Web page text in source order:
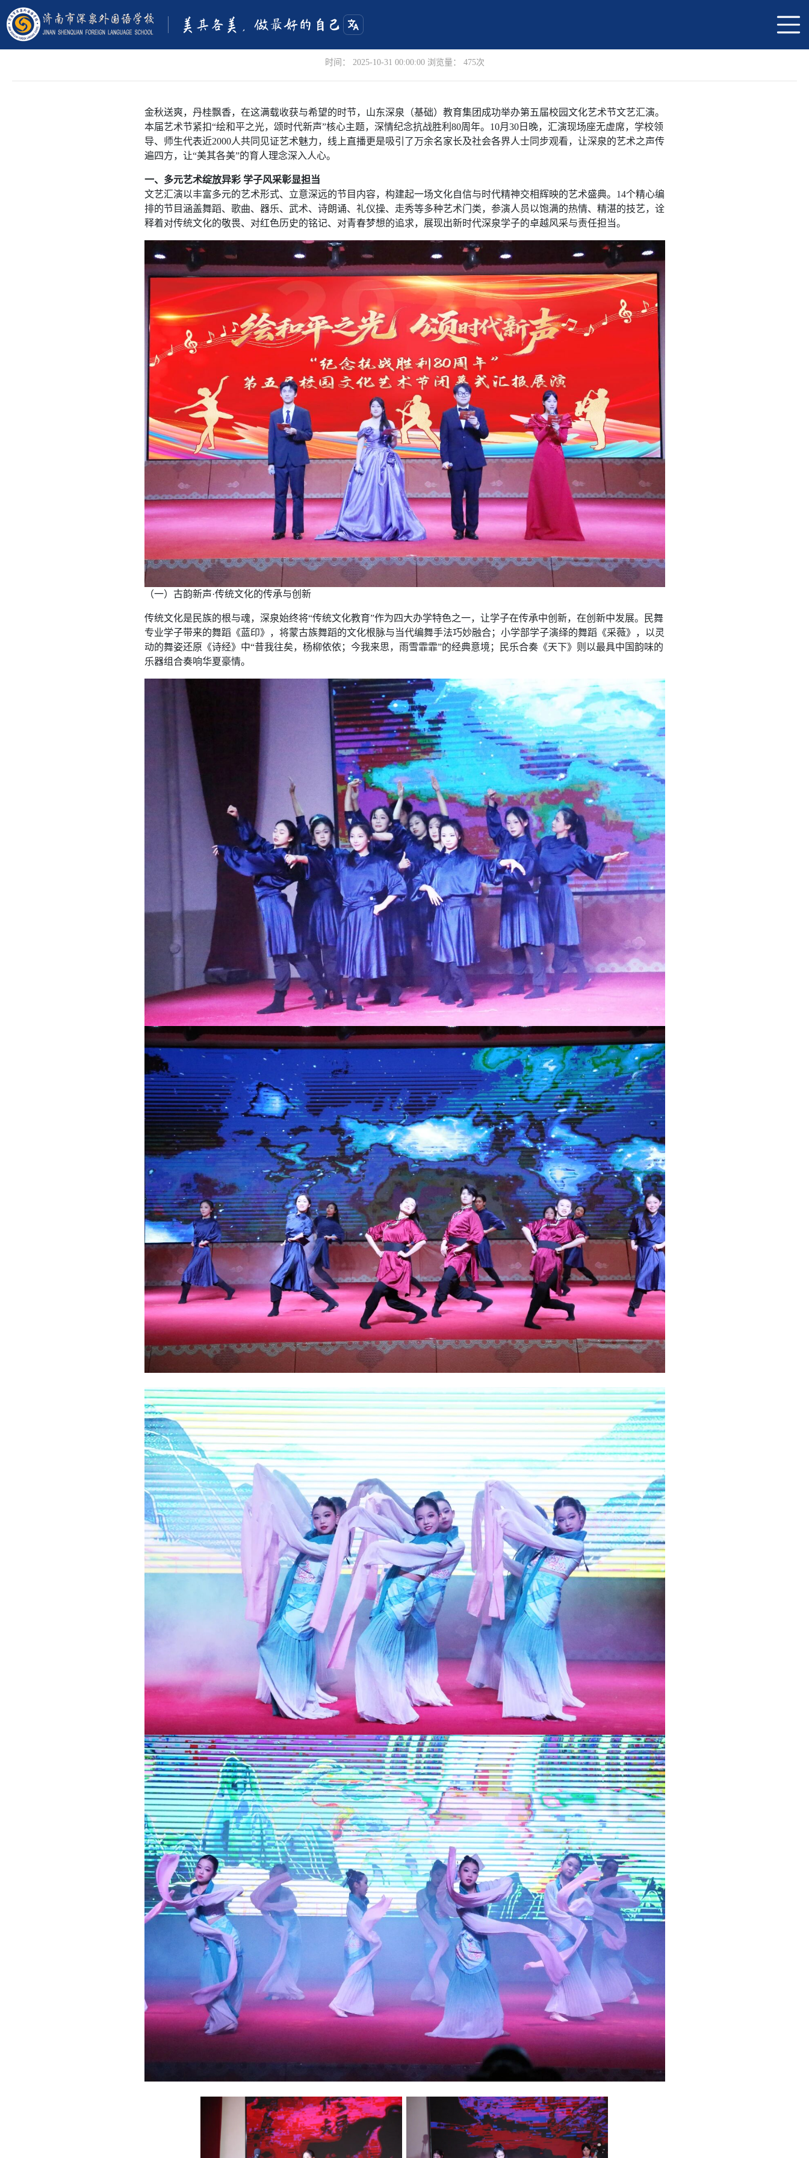
绘和平之光 颂时代新声 | 山东深泉（基础）教育集团第五届校园文化艺术节圆满落幕
时间： 2025-10-31 00:00:00 浏览量： 475次
金秋送爽，丹桂飘香，在这满载收获与希望的时节，山东深泉（基础） 教育集团成功举办第五届校园文化艺术节文艺汇演。
本届艺术节紧扣“绘和平之光，颂时代新声”核心主题，深情纪念抗战胜利80周年。10月30日晚，汇演现场座无虚席，学校领
导、师生代表近2000人共同见证艺术魅力，线上直播更是吸引了万余名家长及社会各界人士同步观看，让深泉的艺术之声传
遍四方，让“美其各美”的育人理念深入人心。
一、多元艺术绽放异彩 学子风采彰显担当
文艺汇演以丰富多元的艺术形式、立意深远的节目内容，构建起一场文化自信与时代精神交相辉映的艺术盛典。14个精心编
排的节目涵盖舞蹈、歌曲、器乐、武术、诗朗诵、礼仪操、走秀等多种艺术门类，参演人员以饱满的热情、精湛的技艺，诠
释着对传统文化的敬畏、对红色历史的铭记、对青春梦想的追求，展现出新时代深泉学子的卓越风采与责任担当。
（一）古韵新声·传统文化的传承与创新
传统文化是民族的根与魂，深泉始终将“传统文化教育”作为四大办学特色之一，让学子在传承中创新，在创新中发展。民舞
专业学子带来的舞蹈《蓝印》，将蒙古族舞蹈的文化根脉与当代编舞手法巧妙融合；小学部学子演绎的舞蹈《采薇》，以灵
动的舞姿还原《诗经》中“昔我往矣，杨柳依依；今我来思，雨雪霏霏”的经典意境；民乐合奏《天下》则以最具中国韵味的
乐器组合奏响华夏豪情。